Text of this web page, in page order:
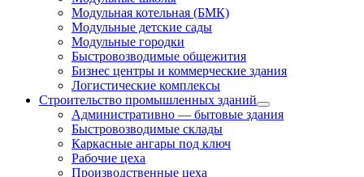
Модульная котельная (БМК)
Модульные детские сады
Модульные городки
Быстровозводимые общежития
Бизнес центры и коммерческие здания
Логистические комплексы
Строительство промышленных зданий
Административно — бытовые здания
Быстровозводимые склады
Каркасные ангары под ключ
Рабочие цеха
Производственные цеха